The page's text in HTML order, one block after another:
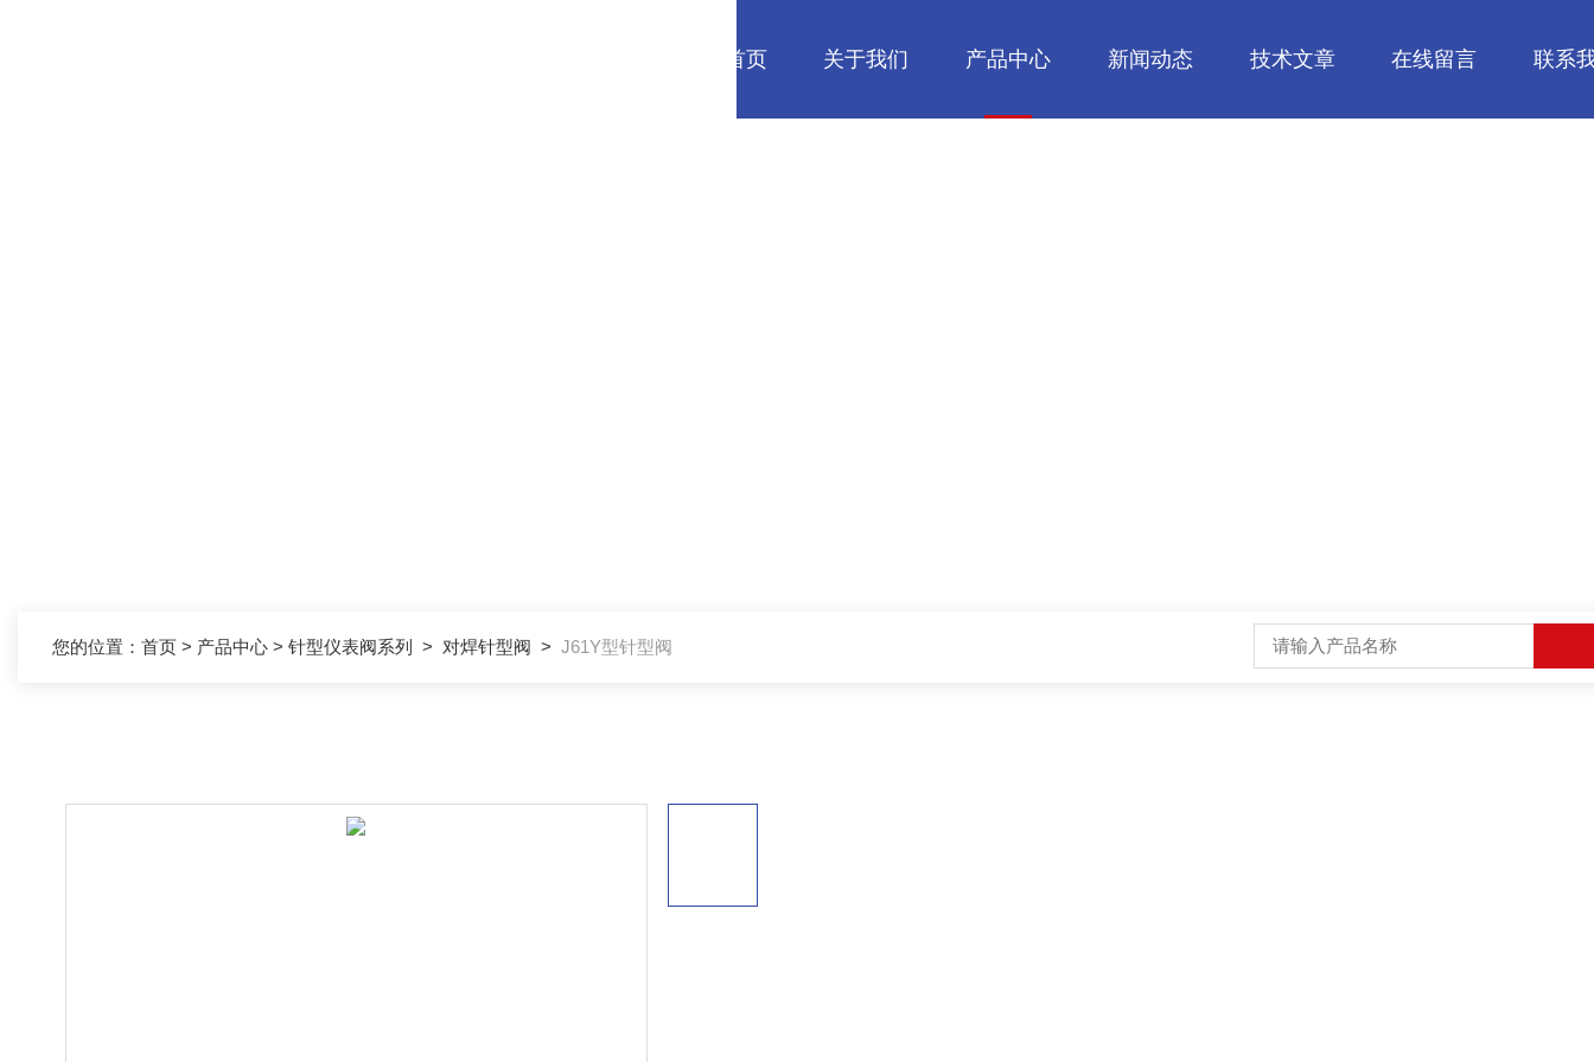
网站首页 关于我们 产品中心 新闻动态 技术文章 在线留言 联系
您的位置： 首页 > 产品中心 > 针型仪表阀系列 > 对焊针型阀 > J61Y型针型阀